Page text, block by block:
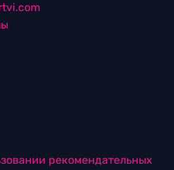
рекомендательных